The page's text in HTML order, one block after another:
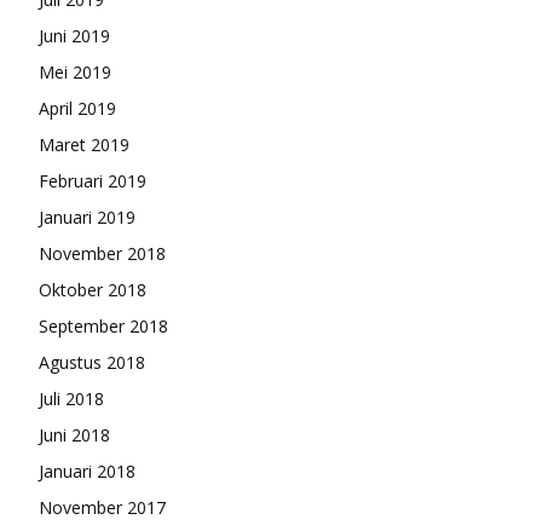
Juni 2019
Mei 2019
April 2019
Maret 2019
Februari 2019
Januari 2019
November 2018
Oktober 2018
September 2018
Agustus 2018
Juli 2018
Juni 2018
Januari 2018
November 2017